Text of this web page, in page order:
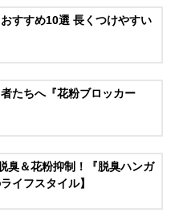
すすめ10選 長くつけやすい
たちへ『花粉ブロッカー
臭＆花粉抑制！『脱臭ハンガ
イフスタイル】